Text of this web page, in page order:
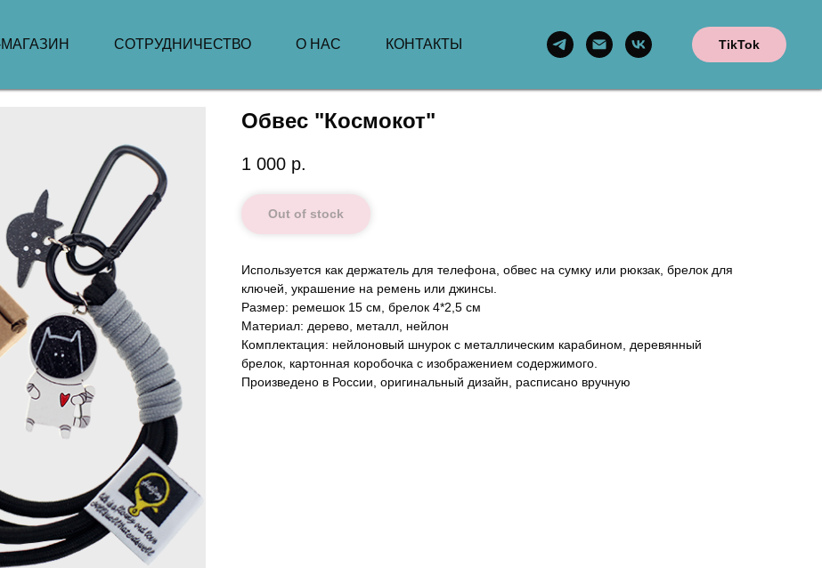
СОТРУДНИЧЕСТВО О НАС КОНТАКТЫ TikTok
Обвес "Космокот"
1 000 р.
Out of stock
Используется как держатель для телефона, обвес на сумку или рюкзак, брелок для
ключей, украшение на ремень или джинсы.
Размер: ремешок 15 см, брелок 4*2,5 см
Материал: дерево, металл, нейлон
Комплектация: нейлоновый шнурок с металлическим карабином, деревянный
брелок, картонная коробочка с изображением содержимого.
Произведено в России, оригинальный дизайн, расписано вручную